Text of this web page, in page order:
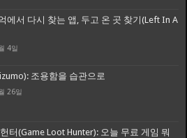
에서 다시 찾는 앱, 두고 온 곳 찾기(Left In A
4일
조용함을 습관으로
26일
터(Game Loot Hunter): 오늘 무료 게임 뭐